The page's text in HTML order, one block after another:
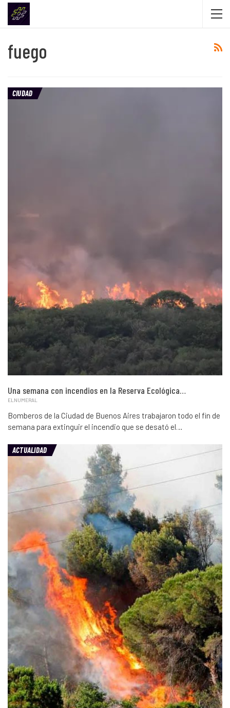
fuego
CIUDAD
Una semana con incendios en la Reserva Ecológica…
ELNUMERAL
Bomberos de la Ciudad de Buenos Aires trabajaron todo el fin de
semana para extinguir el incendio que se desató el…
ACTUALIDAD